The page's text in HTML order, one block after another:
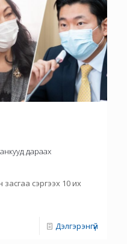
дараах
засгаа сэргээх 10 их
Дэлгэрэнгүй